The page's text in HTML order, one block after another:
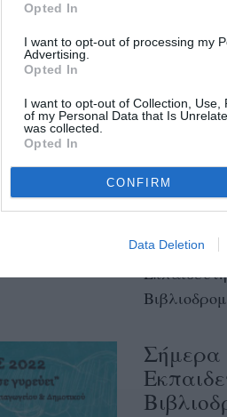
Opted In
I want to opt-out of processing my
Advertising.
Opted In
I want to opt-out of Collection,
of my Personal Data that Is
was collected.
Opted In
CONFIRM
Data Deletion
ένα
Ημέρα
εόρτασαν
Σήμερα